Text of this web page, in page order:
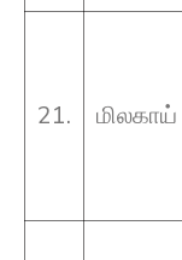
21. மிலகாய்